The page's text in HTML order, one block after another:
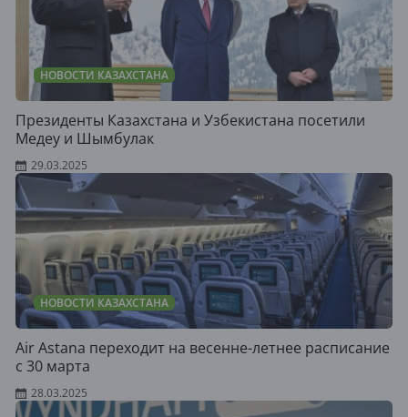
НОВОСТИ КАЗАХСТАНА
Президенты Казахстана и Узбекистана посетили
Медеу и Шымбулак
29.03.2025
НОВОСТИ КАЗАХСТАНА
Air Astana переходит на весенне-летнее расписание
с 30 марта
28.03.2025